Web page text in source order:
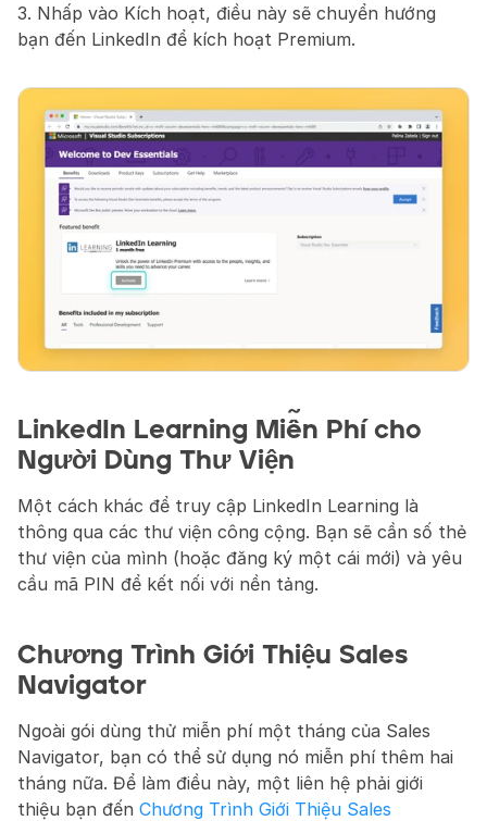
3. Nhấp vào Kích hoạt, điều này sẽ chuyển hướng
bạn đến LinkedIn để kích hoạt Premium.
LinkedIn Learning Miễn Phí cho
Người Dùng Thư Viện
Một cách khác để truy cập LinkedIn Learning là
thông qua các thư viện công cộng. Bạn sẽ cần số thẻ
thư viện của mình (hoặc đăng ký một cái mới) và yêu
cầu mã PIN để kết nối với nền tảng.
Chương Trình Giới Thiệu Sales
Navigator
Ngoài gói dùng thử miễn phí một tháng của Sales
Navigator, bạn có thể sử dụng nó miễn phí thêm hai
tháng nữa. Để làm điều này, một liên hệ phải giới
thiệu bạn đến Chương Trình Giới Thiệu Sales